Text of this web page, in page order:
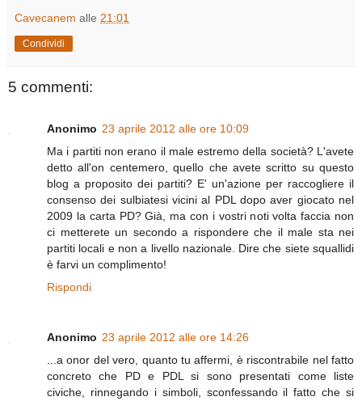
Cavecanem alle 21:01
Condividi
5 commenti:
Anonimo 23 aprile 2012 alle ore 10:09
Ma i partiti non erano il male estremo della società? L'avete
detto all'on centemero, quello che avete scritto su questo
blog a proposito dei partiti? E' un'azione per raccogliere il
consenso dei sulbiatesi vicini al PDL dopo aver giocato nel
2009 la carta PD? Già, ma con i vostri noti volta faccia non
ci metterete un secondo a rispondere che il male sta nei
partiti locali e non a livello nazionale. Dire che siete squallidi
è farvi un complimento!
Rispondi
Anonimo 23 aprile 2012 alle ore 14:26
...a onor del vero, quanto tu affermi, è riscontrabile nel fatto
concreto che PD e PDL si sono presentati come liste
civiche, rinnegando i simboli, sconfessando il fatto che si